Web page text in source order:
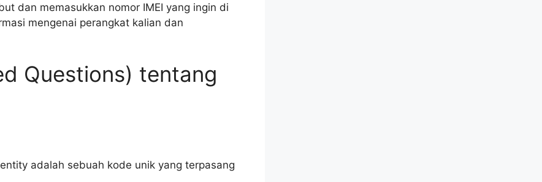
dan memasukkan nomor IMEI yang ingin di
mengenai perangkat kalian dan
Questions) tentang
adalah sebuah kode unik yang terpasang